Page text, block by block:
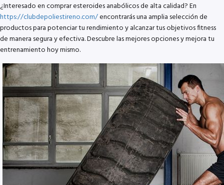
¿Interesado en comprar esteroides anabólicos de alta calidad? En
https://clubdepoliestireno.com/encontrarás una amplia selección de
productos para potenciar tu rendimiento y alcanzar tus objetivos fitness
de manera segura y efectiva. Descubre las mejores opciones y mejora tu
entrenamiento hoy mismo.